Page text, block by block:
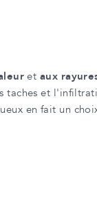
et aux
taches et
en fait un